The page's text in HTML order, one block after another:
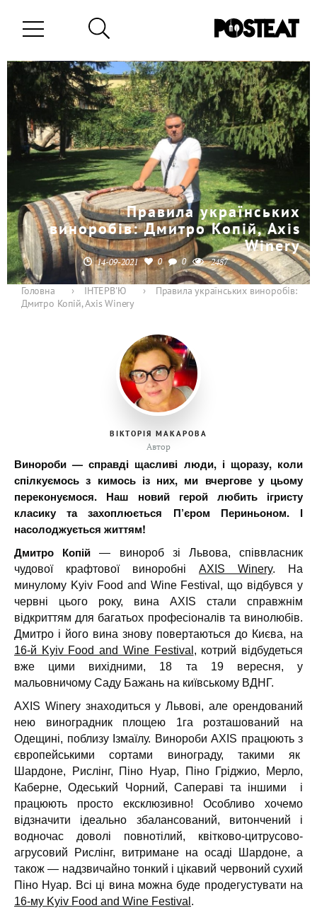
Правила українських
виноробів: Дмитро Копій, Axis
Winery
14-09-2021 0 0 2487
Головна › ІНТЕРВ'Ю ›
Правила українських виноробів:
Дмитро Копій, Axis Winery
ВІКТОРІЯ МАКАРОВА
Автор
Винороби — справді щасливі люди, і щоразу, коли
спілкуємось з кимось із них, ми вчергове у цьому
переконуємося. Наш новий герой любить ігристу
класику та захоплюється П’єром Периньоном. І
насолоджується життям!
Дмитро Копій — винороб зі Львова, співвласник
чудової крафтової виноробні AXIS Winery. На
минулому Kyiv Food and Wine Festival, що відбувся у
червні цього року, вина AXIS стали справжнім
відкриттям для багатьох професіоналів та винолюбів.
Дмитро і його вина знову повертаються до Києва, на
16-й Kyiv Food and Wine Festival , котрий відбудеться
вже цими вихідними, 18 та 19 вересня, у
мальовничому Саду Бажань на київському ВДНГ.
AXIS Winery знаходиться у Львові, але орендований
нею виноградник площею 1га розташований на
Одещині, поблизу Ізмаїлу. Винороби AXIS працюють з
європейськими сортами винограду, такими як
Шардоне, Рислінг, Піно Нуар, Піно Гріджио, Мерло,
Каберне, Одеський Чорний, Сапераві та іншими і
працюють просто ексклюзивно! Особливо хочемо
відзначити ідеально збалансований, витончений і
водночас доволі повнотілий, квітково-цитрусово-
агрусовий Рислінг, витримане на осаді Шардоне, а
також — надзвичайно тонкий і цікавий червоний сухий
Піно Нуар. Всі ці вина можна буде продегустувати на
16-му Kyiv Food and Wine Festival .